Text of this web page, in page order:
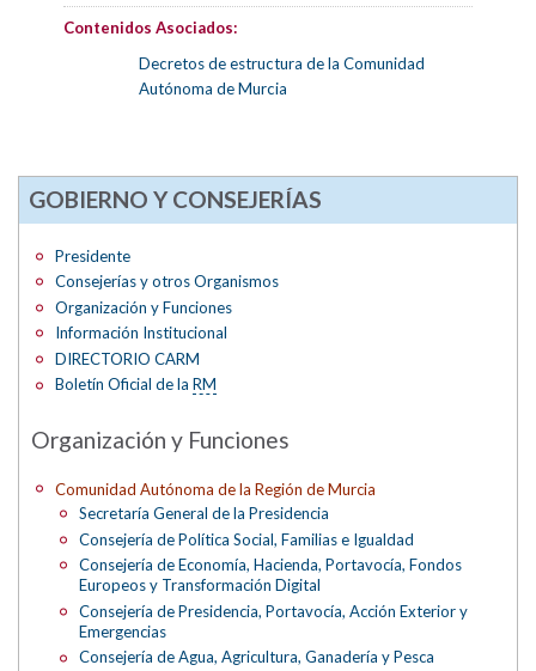
Contenidos Asociados:
Decretos de estructura de la Comunidad
Autónoma de Murcia
GOBIERNO Y CONSEJERÍAS
Presidente
Consejerías y otros Organismos
Organización y Funciones
Información Institucional
DIRECTORIO CARM
Boletín Oficial de laRM
Organización y Funciones
Comunidad Autónoma de la Región de Murcia
Secretaría General de la Presidencia
Consejería de Política Social, Familias e Igualdad
Consejería de Economía, Hacienda, Portavocía, Fondos
Europeos y Transformación Digital
Consejería de Presidencia, Portavocía, Acción Exterior y
Emergencias
Consejería de Agua, Agricultura, Ganadería y Pesca